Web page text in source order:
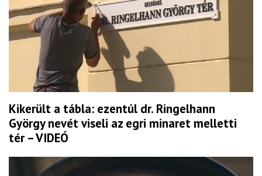
Kikerült a tábla: ezentúl dr. Ringelhann
György nevét viseli az egri minaret melletti
tér – VIDEÓ